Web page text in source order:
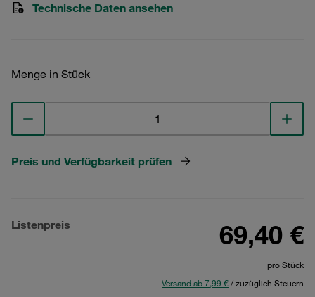
Technische Daten ansehen
Menge in Stück
Preis und Verfügbarkeit prüfen
Listenpreis 69,40 €
pro Stück
Versand ab 7,99 €/ zuzüglich Steuern